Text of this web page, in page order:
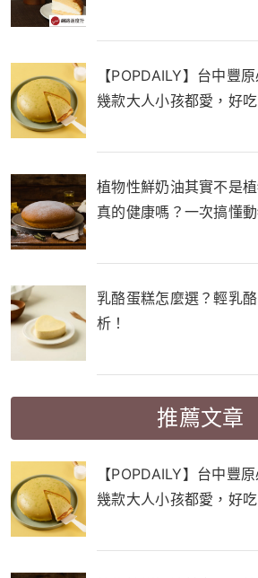
【POPDAILY】台中豐
幾款大人小孩都愛，好
植物性鮮奶油其實不是
真的健康嗎？一次搞懂
乳酪蛋糕怎麼選？輕乳
析！
推薦文章
【POPDAILY】台中豐
幾款大人小孩都愛，好